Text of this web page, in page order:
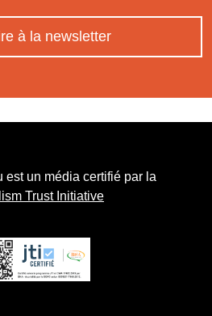
à la newsletter
est un média certifié par la
Trust Initiative